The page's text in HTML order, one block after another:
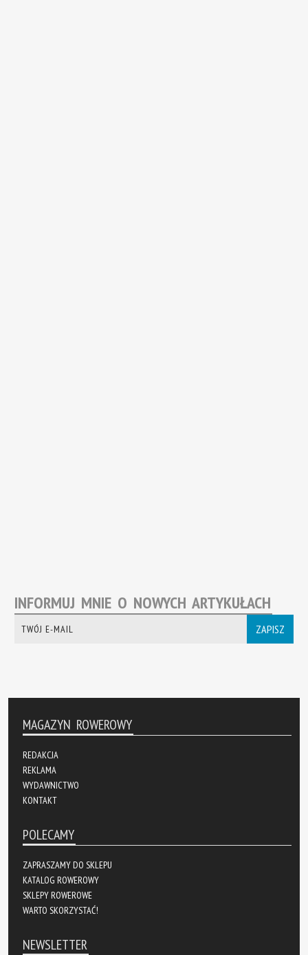
INFORMUJ MNIE O NOWYCH ARTYKUŁACH
ZAPISZ
MAGAZYN ROWEROWY
REDAKCJA
REKLAMA
WYDAWNICTWO
KONTAKT
POLECAMY
ZAPRASZAMY DO SKLEPU
KATALOG ROWEROWY
SKLEPY ROWEROWE
WARTO SKORZYSTAĆ!
NEWSLETTER